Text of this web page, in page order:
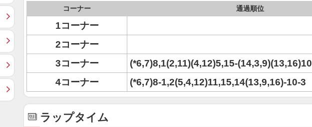
コーナー 通過順位
1コーナー
2コーナー
3コーナー
(*6,7)8,1(2,11)(4,12)5,15-(14,3,9)(13,16)10
4コーナー
(*6,7)8-1,2(5,4,12)11,15,14(13,9,16)-10-3
ラップタイム